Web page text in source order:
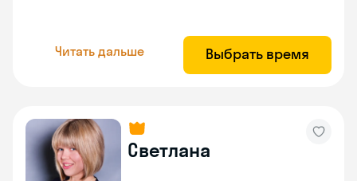
Читать дальше Выбрать время
Светлана